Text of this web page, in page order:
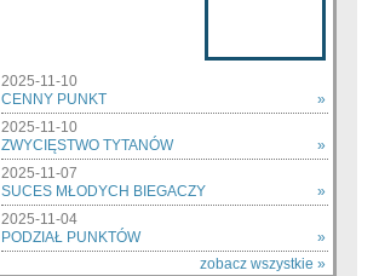
2025-11-10
CENNY PUNKT
»
2025-11-10
ZWYCIĘSTWO TYTANÓW
»
2025-11-07
SUCES MŁODYCH BIEGACZY
»
2025-11-04
PODZIAŁ PUNKTÓW
»
zobacz wszystkie »